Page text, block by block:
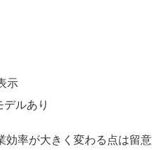
示
ルあり
効率が大きく変わる点は留意